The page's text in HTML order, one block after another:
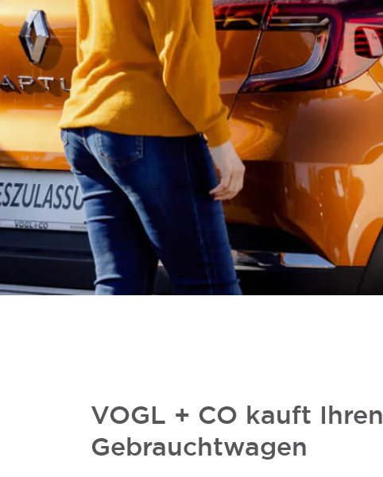
VOGL + CO kauft Ihren
Gebrauchtwagen